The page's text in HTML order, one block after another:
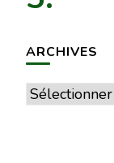
ARCHIVES
Archives